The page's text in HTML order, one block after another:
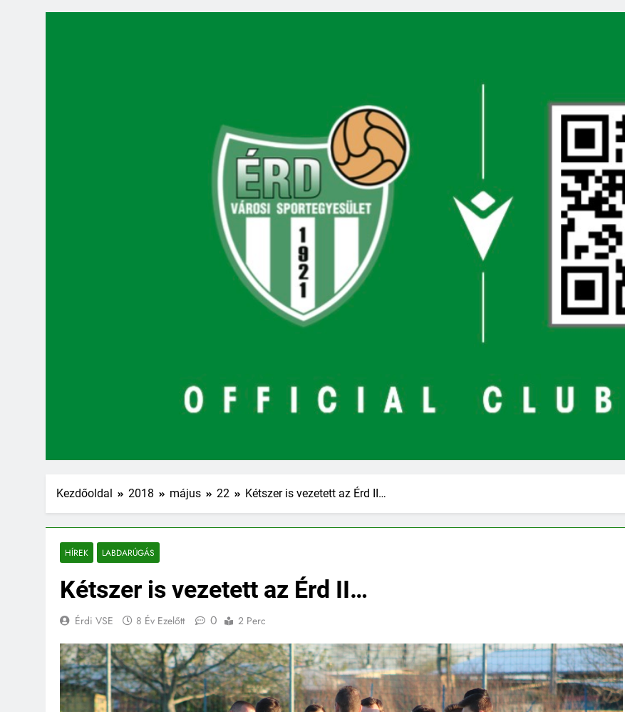
Kezdőoldal 2018 május 22 Kétszer is vezetett az Érd II…
HÍREK LABDARÚGÁS
Kétszer is vezetett az Érd II…
Érdi VSE 8 Év Ezelőtt 0 2 Perc